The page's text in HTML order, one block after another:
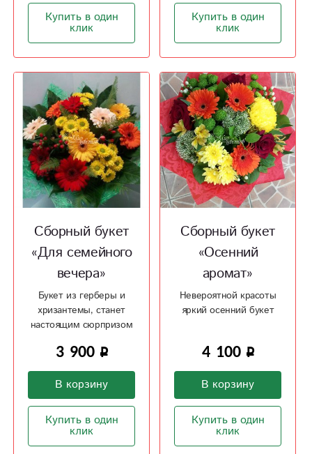
Купить в один
клик
Купить в один
клик
Сборный букет
«Для семейного
вечера»
Букет из герберы и
хризантемы, станет
настоящим сюрпризом
3 900
В корзину
Купить в один
клик
Сборный букет
«Осенний
аромат»
Невероятной красоты
яркий осенний букет
4 100
В корзину
Купить в один
клик